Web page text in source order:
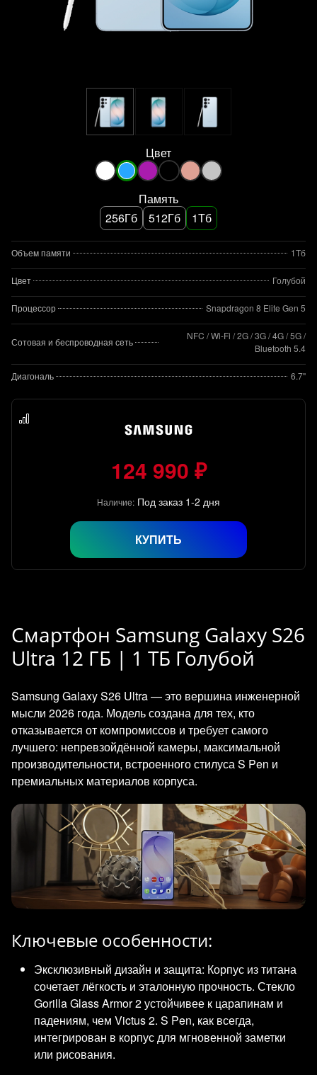
Цвет
Память
256Гб
512Гб 1Тб
Объем памяти 1Тб
Цвет Голубой
Процессор Snapdragon 8 Elite Gen 5
Сотовая и беспроводная сеть
NFC / Wi-Fi / 2G / 3G / 4G / 5G /
Bluetooth 5.4
Диагональ 6.7"
124 990 ₽
Наличие: Под заказ 1-2 дня
КУПИТЬ
Смартфон Samsung Galaxy S26
Ultra 12 ГБ | 1 ТБ Голубой
Samsung Galaxy S26 Ultra — это вершина инженерной
мысли 2026 года. Модель создана для тех, кто
отказывается от компромиссов и требует самого
лучшего: непревзойдённой камеры, максимальной
производительности, встроенного стилуса S Pen и
премиальных материалов корпуса.
Ключевые особенности:
Эксклюзивный дизайн и защита: Корпус из титана
сочетает лёгкость и эталонную прочность. Стекло
Gorilla Glass Armor 2 устойчивее к царапинам и
падениям, чем Victus 2. S Pen, как всегда,
интегрирован в корпус для мгновенной заметки
или рисования.